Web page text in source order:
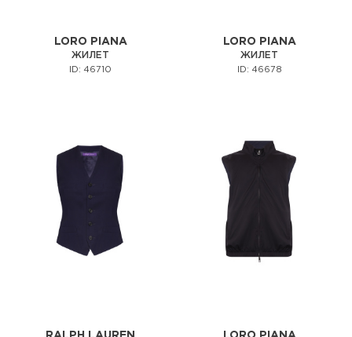
LORO PIANA
ЖИЛЕТ
ID: 46710
LORO PIANA
ЖИЛЕТ
ID: 46678